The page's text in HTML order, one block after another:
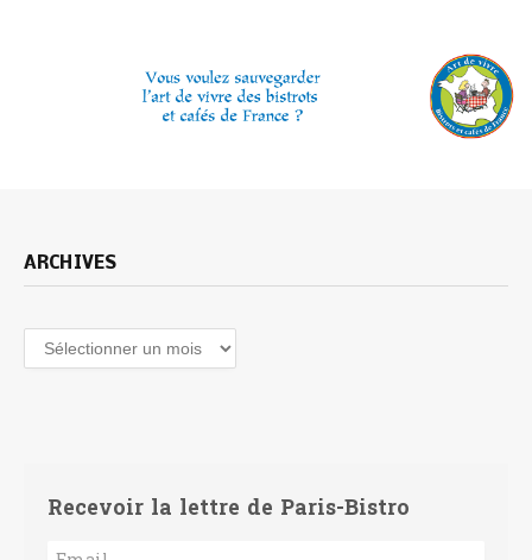
ARCHIVES
Recevoir la lettre de Paris-Bistro